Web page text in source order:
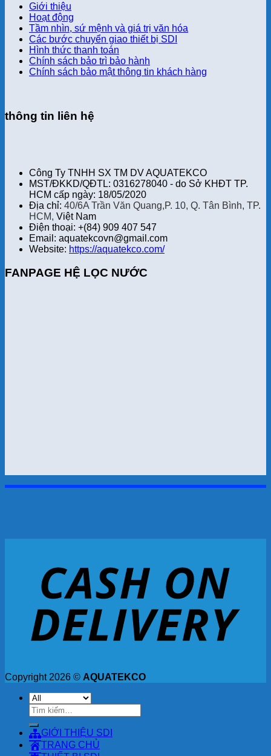
Giới thiệu
Hoạt động
Tầm nhìn, sứ mệnh và giá trị văn hóa
Các bước chuyển giao thiết bị SDI
Hình thức thanh toán
Chính sách bảo trì bảo hành
Chính sách bảo mật thông tin khách hàng
thông tin liên hệ
Công Ty TNHH SX TM DV AQUATEKCO
MST/ĐKKD/QĐTL: 0316278040 - do Sở KHĐT TP.
HCM cấp ngày: 18/05/2020
Địa chỉ: 40/6A Trần Văn Quang,P. 10, Q. Tân Bình, TP.
HCM, Việt Nam
Điện thoại: +(84) 909 407 547
Email: aquatekcovn@gmail.com
Website: https://aquatekco.com/
FANPAGE HỆ LỌC NƯỚC
Copyright 2026 © AQUATEKCO
Tìm
kiếm:
GIỚI THIỆU SDI
TRANG CHỦ